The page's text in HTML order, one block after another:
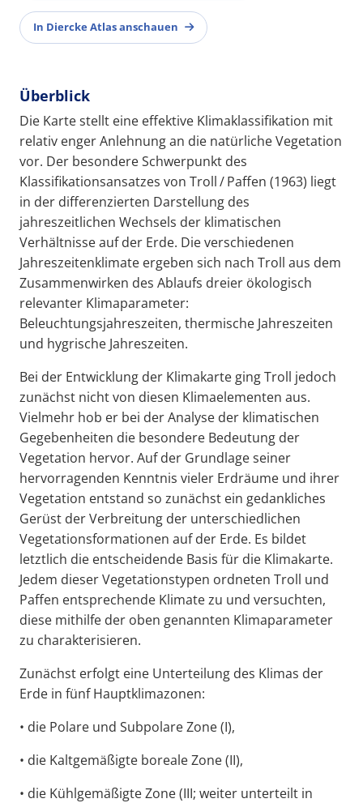
In Diercke Atlas anschauen
Überblick
Die Karte stellt eine effektive Klimaklassifikation mit
relativ enger Anlehnung an die natürliche Vegetation
vor. Der besondere Schwerpunkt des
Klassifikationsansatzes von Troll / Paffen (1963) liegt
in der differenzierten Darstellung des
jahreszeitlichen Wechsels der klimatischen
Verhältnisse auf der Erde. Die verschiedenen
Jahreszeitenklimate ergeben sich nach Troll aus dem
Zusammenwirken des Ablaufs dreier ökologisch
relevanter Klimaparameter:
Beleuchtungsjahreszeiten, thermische Jahreszeiten
und hygrische Jahreszeiten.
Bei der Entwicklung der Klimakarte ging Troll jedoch
zunächst nicht von diesen Klimaelementen aus.
Vielmehr hob er bei der Analyse der klimatischen
Gegebenheiten die besondere Bedeutung der
Vegetation hervor. Auf der Grundlage seiner
hervorragenden Kenntnis vieler Erdräume und ihrer
Vegetation entstand so zunächst ein gedankliches
Gerüst der Verbreitung der unterschiedlichen
Vegetationsformationen auf der Erde. Es bildet
letztlich die entscheidende Basis für die Klimakarte.
Jedem dieser Vegetationstypen ordneten Troll und
Paffen entsprechende Klimate zu und versuchten,
diese mithilfe der oben genannten Klimaparameter
zu charakterisieren.
Zunächst erfolgt eine Unterteilung des Klimas der
Erde in fünf Hauptklimazonen:
• die Polare und Subpolare Zone (I),
• die Kaltgemäßigte boreale Zone (II),
• die Kühlgemäßigte Zone (III; weiter unterteilt in